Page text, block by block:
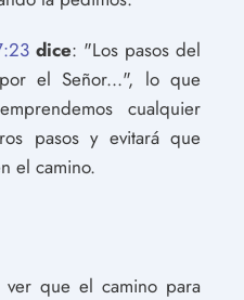
dice: "Los pasos del
el Señor...", lo que
cualquier
pasos y evitará que
el camino.
ver que el camino para